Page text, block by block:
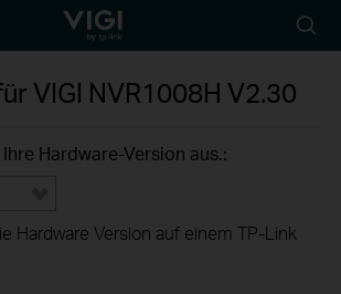
TP-Link, Reliably
VIGI NVR1008H V2.30
Hardware-Version aus.:
Hardware Version auf einem TP-Link